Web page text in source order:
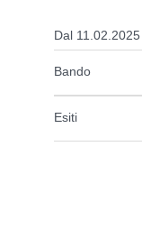
Dal
Bando
Esiti